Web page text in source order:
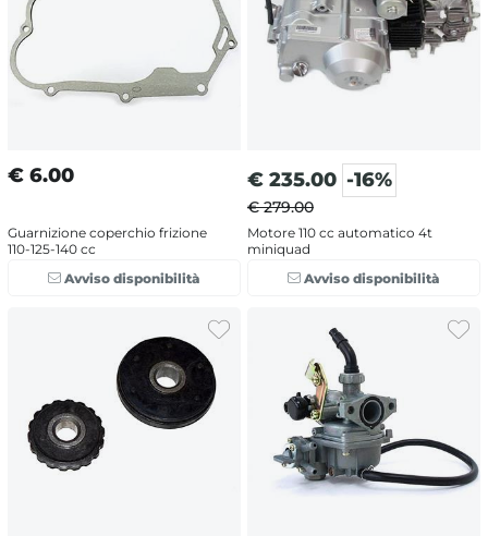
€ 6.00
Guarnizione coperchio frizione
110-125-140 cc
Avviso disponibilità
€ 235.00 -16%
€ 279.00
Motore 110 cc automatico 4t
miniquad
Avviso disponibilità